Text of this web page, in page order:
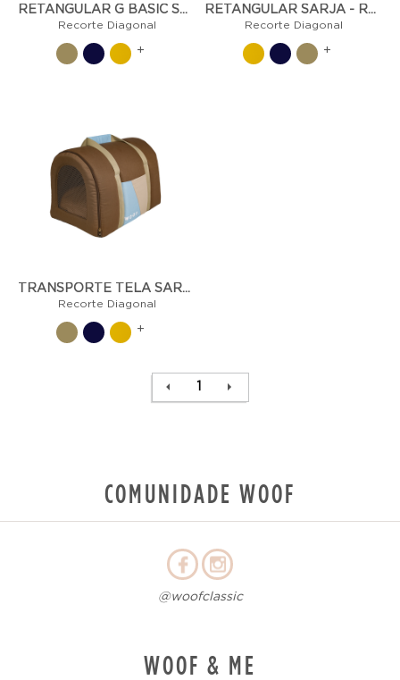
RETANGULAR G BASIC SARJA - RECORTE DIAGONAL
Recorte Diagonal
+
RETANGULAR SARJA - RECORTE DIAGONAL
Recorte Diagonal
+
TRANSPORTE TELA SARJA - RECORTE DIAGONAL
Recorte Diagonal
+
COMUNIDADE WOOF
@woofclassic
WOOF & ME